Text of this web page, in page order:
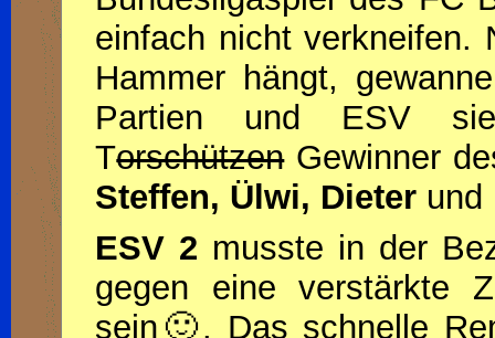
einfach nicht verkneifen.
Hammer hängt,
Partien und ESV
TorschützenGewinner
Steffen, Ülwi, Dieter und
ESV 2 musste in der
gegen eine verstärkte
sein🙂. Das schnelle